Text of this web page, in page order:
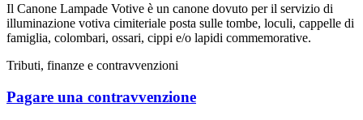
Il Canone Lampade Votive è un canone dovuto per il servizio di
illuminazione votiva cimiteriale posta sulle tombe, loculi, cappelle di
famiglia, colombari, ossari, cippi e/o lapidi commemorative.
Tributi, finanze e contravvenzioni
Pagare una contravvenzione